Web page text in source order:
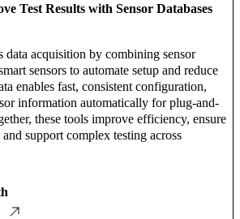
Test Results with Sensor Databases
data acquisition by combining sensor
sensors to automate setup and reduce
enables fast, consistent configuration,
information automatically for plug-and-
these tools improve efficiency, ensure
support complex testing across